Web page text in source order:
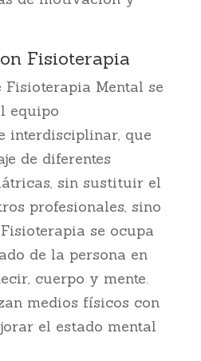
Fisioterapia
Mental se
equipo
interdisciplinar, que
de diferentes
sin sustituir el
profesionales, sino
se ocupa
de la persona en
cuerpo y mente.
medios físicos con
el estado mental